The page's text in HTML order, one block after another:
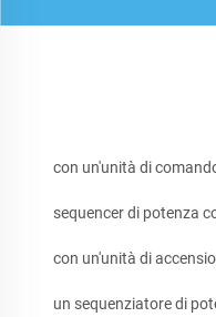
con un'unità di
sequencer di potenza
con un'unità di
un sequenziatore di